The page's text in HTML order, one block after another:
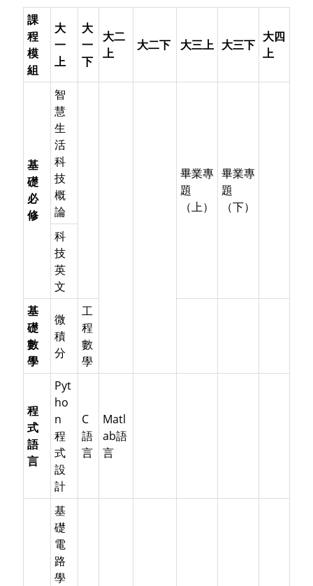
課
程
模
組
大
一
上
大
一
下
大二
上
大二下 大三上 大三下
大四
上
基
礎
必
修
智
慧
生
活
科
技
概
論
畢業專
題
（上）
畢業專
題
（下）
科
技
英
文
基
礎
數
學
微
積
分
工
程
數
學
程
式
語
言
Pyt
ho
n
程
式
設
計
C
語
言
Matl
ab語
言
基
礎
電
路
學